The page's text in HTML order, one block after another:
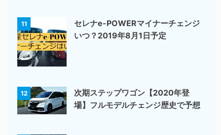
11
セレナe-POWERマイナーチェンジ
いつ？2019年8月1日予定
12
次期ステップワゴン【2020年登
場】フルモデルチェンジ歴史で予想